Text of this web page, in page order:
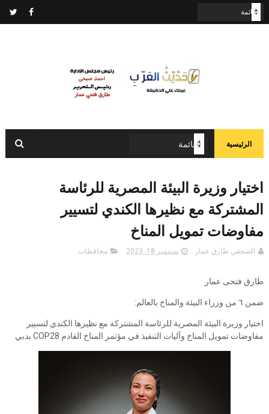
الرئيسية
اختيار وزيرة البيئة المصرية للرئاسة
المشتركة مع نظيرها الكندي لتسيير
مفاوضات تمويل المناخ
الصحفي طارق عمار سبتمبر 18, 2023 محافظات
طارق فتحى عمار
ضمن ٦ من وزراء البيئة والمناخ بالعالم:
اختيار وزيرة البيئة المصرية للرئاسة المشتركة مع نظيرها الكندي لتسيير
مفاوضات تمويل المناخ وآليات التنفيذ في مؤتمر المناخ القادم COP28 بدبي